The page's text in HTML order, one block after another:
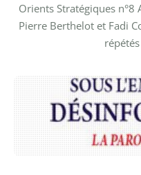
Orients Stratégiques n°8
Pierre Berthelot et Fadi